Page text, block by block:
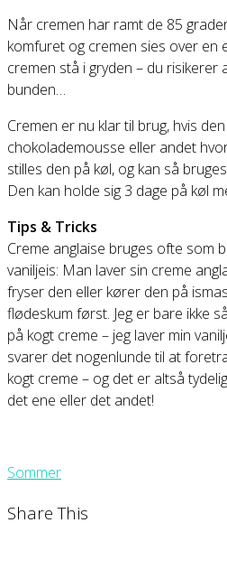
Når cremen har ramt de 85
komfuret og cremen sies over en
cremen stå i gryden – du risikerer
bunden…
Cremen er nu klar til brug, hvis
chokolademousse eller andet
stilles den på køl, og kan så
Den kan holde sig 3 dage på køl
Tips & Tricks
Creme anglaise bruges ofte som
vaniljeis: Man laver sin creme
fryser den eller kører den på
flødeskum først. Jeg er bare ikke
på kogt creme – jeg laver min
svarer det nogenlunde til at
kogt creme – og det er altså
det ene eller det andet!
Sommer
Share This